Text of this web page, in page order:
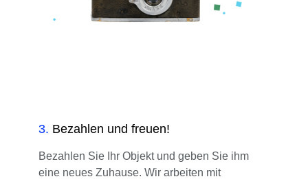
3. Bezahlen und freuen!
Bezahlen Sie Ihr Objekt und geben Sie ihm
eine neues Zuhause. Wir arbeiten mit